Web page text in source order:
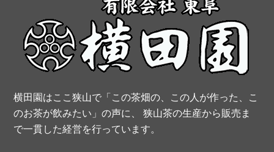
k
t
r
e
横田園はここ狭山で「この茶畑の、この人が作った、こ
のお茶が飲みたい」の声に、 狭山茶の生産から販売ま
で一貫した経営を行っています。